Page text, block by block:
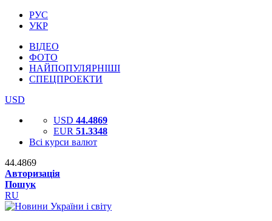
РУС
УКР
ВІДЕО
ФОТО
НАЙПОПУЛЯРНІШІ
СПЕЦПРОЕКТИ
USD
USD 44.4869
EUR 51.3348
Всі курси валют
44.4869
Авторизація
Пошук
RU